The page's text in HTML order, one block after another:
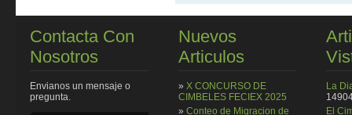
Contacta Con
Nosotros
Envianos un mensaje o
pregunta.
Nuevos
Articulos
» X CONCURSO DE
CIMBELES FECIEX 2025
» Conteo de Migracion de
La
El